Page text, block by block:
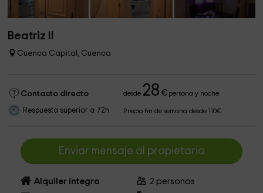
Beatriz II
Cuenca Capital, Cuenca
Contacto directo desde 28 €persona y noche
Respuesta superior a 72h Precio fin de semana desde 110€
Enviar mensaje al propietario
Alquiler íntegro 2 personas